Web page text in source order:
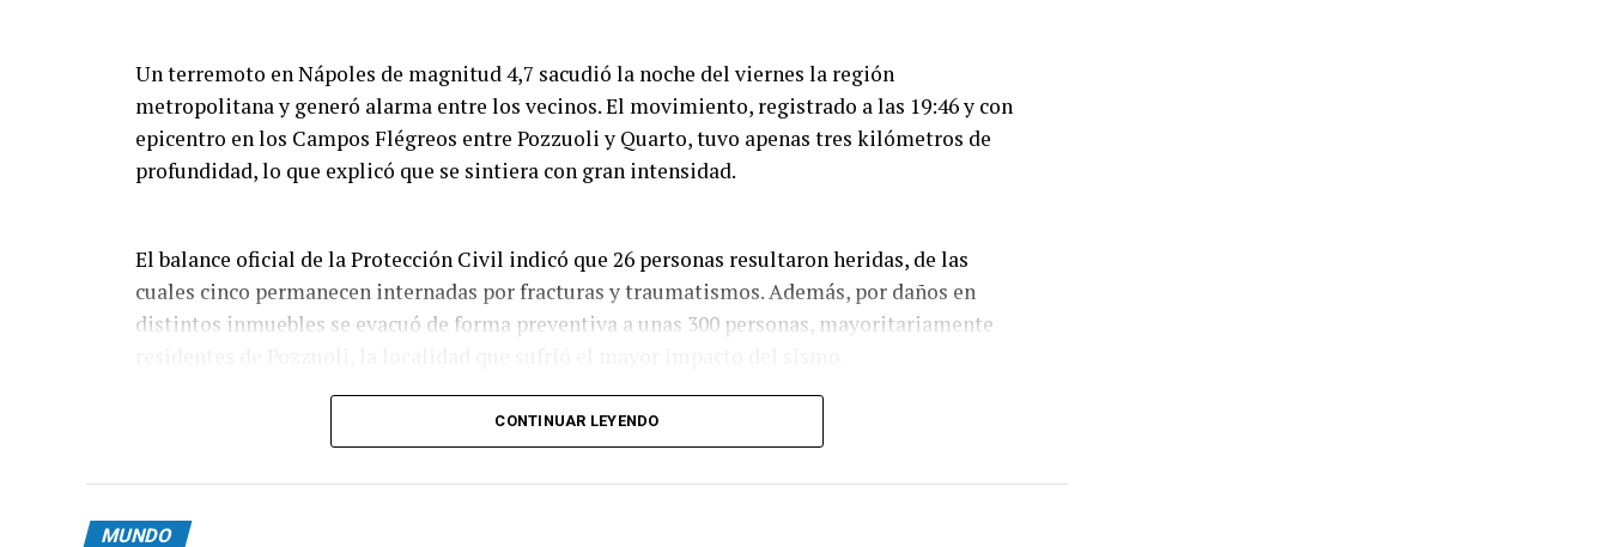
Un terremoto en Nápoles de magnitud 4,7 sacudió la noche del viernes la región
metropolitana y generó alarma entre los vecinos. El movimiento, registrado a las 19:46 y con
epicentro en los Campos Flégreos entre Pozzuoli y Quarto, tuvo apenas tres kilómetros de
profundidad, lo que explicó que se sintiera con gran intensidad.
El balance oficial de la Protección Civil indicó que 26 personas resultaron heridas, de las
cuales cinco permanecen internadas por fracturas y traumatismos. Además, por daños en
distintos inmuebles se evacuó de forma preventiva a unas 300 personas, mayoritariamente
Las imágenes que circularon muestran desprendimientos de rocas y pilas de escombros; en
Pozzuoli parte de una construcción se vino abajo sobre vehículos estacionados y quedó
envuelta en polvo. En Bacoli se reportaron derrumbes parciales de fachadas y paredes
CONTINUAR LEYENDO
MUNDO